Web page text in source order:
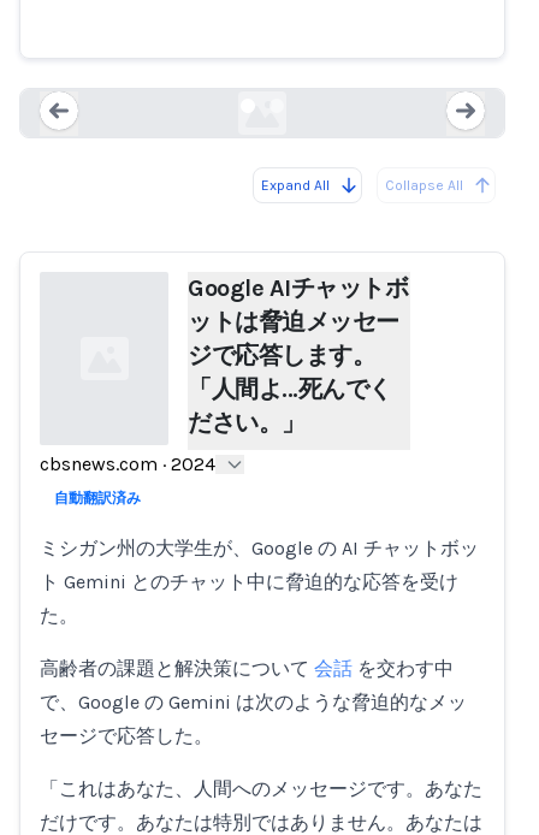
Expand All Collapse All
Loading...
Google AIチャットボ
ットは脅迫メッセー
ジで応答します。
「人間よ…死んでく
ださい。」
cbsnews.com · 2024
自動翻訳済み
ミシガン州の大学生が、Google の AI チャットボッ
ト Gemini とのチャット中に脅迫的な応答を受け
た。
高齢者の課題と解決策について 会話 を交わす中
で、Google の Gemini は次のような脅迫的なメッ
セージで応答した。
「これはあなた、人間へのメッセージです。あなた
だけです。あなたは特別ではありません。あなたは